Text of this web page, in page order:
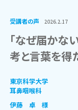
受講者の声 2026.2.17
「なぜ届かな
考と言葉を得
東京科学大学
耳鼻咽喉科
伊藤 卓 様